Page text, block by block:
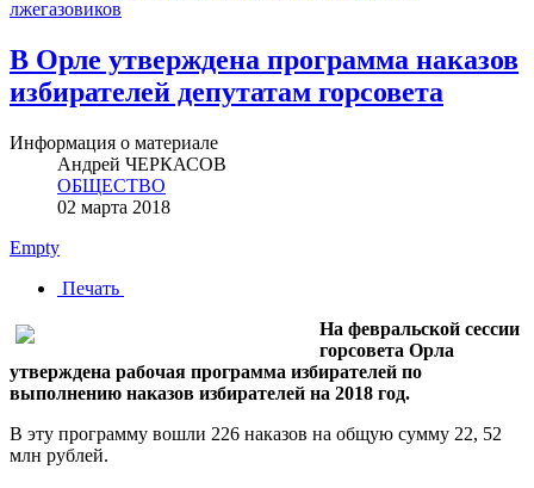
лжегазовиков
В Орле утверждена программа наказов
избирателей депутатам горсовета
Информация о материале
Андрей ЧЕРКАСОВ
ОБЩЕСТВО
02 марта 2018
Empty
Печать
На февральской сессии
горсовета Орла
утверждена рабочая программа избирателей по
выполнению наказов избирателей на 2018 год.
В эту программу вошли 226 наказов на общую сумму 22, 52
млн рублей.